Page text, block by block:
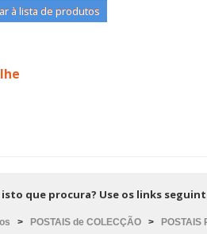
à lista de produtos
isto que procura? Use os links
> POSTAIS de COLECÇÃO > POSTAIS